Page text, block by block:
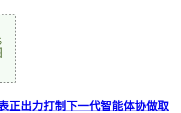
正出力打制下一代智能体协做取